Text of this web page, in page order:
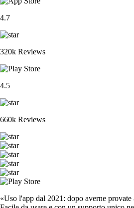
4.7
320k Reviews
4.5
660k Reviews
«Uso l'app dal 2021: dopo averne